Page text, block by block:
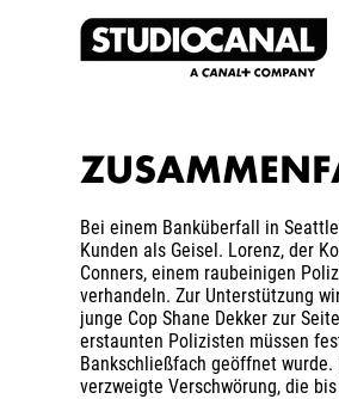
Bei einem Banküberfall in
Kunden als Geisel. Lorenz, der
Conners, einem raubeinigen
verhandeln. Zur Unterstützung
junge Cop Shane Dekker zur
erstaunten Polizisten müssen
Bankschließfach geöffnet
verzweigte Verschwörung, die